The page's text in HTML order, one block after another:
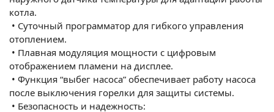
котла.
• Суточный программатор для гибкого управления
отоплением.
• Плавная модуляция мощности с цифровым
отображением пламени на дисплее.
• Функция “выбег насоса” обеспечивает работу насоса
после выключения горелки для защиты системы.
• Безопасность и надежность: